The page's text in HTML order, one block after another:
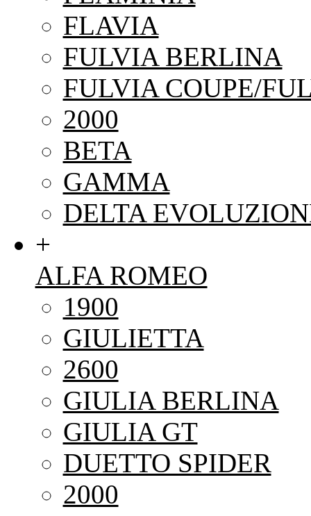
FLAVIA
FULVIA BERLINA
FULVIA COUPE/
2000
BETA
GAMMA
DELTA
+
ALFA ROMEO
1900
GIULIETTA
2600
GIULIA BERLINA
GIULIA GT
DUETTO SPIDER
2000